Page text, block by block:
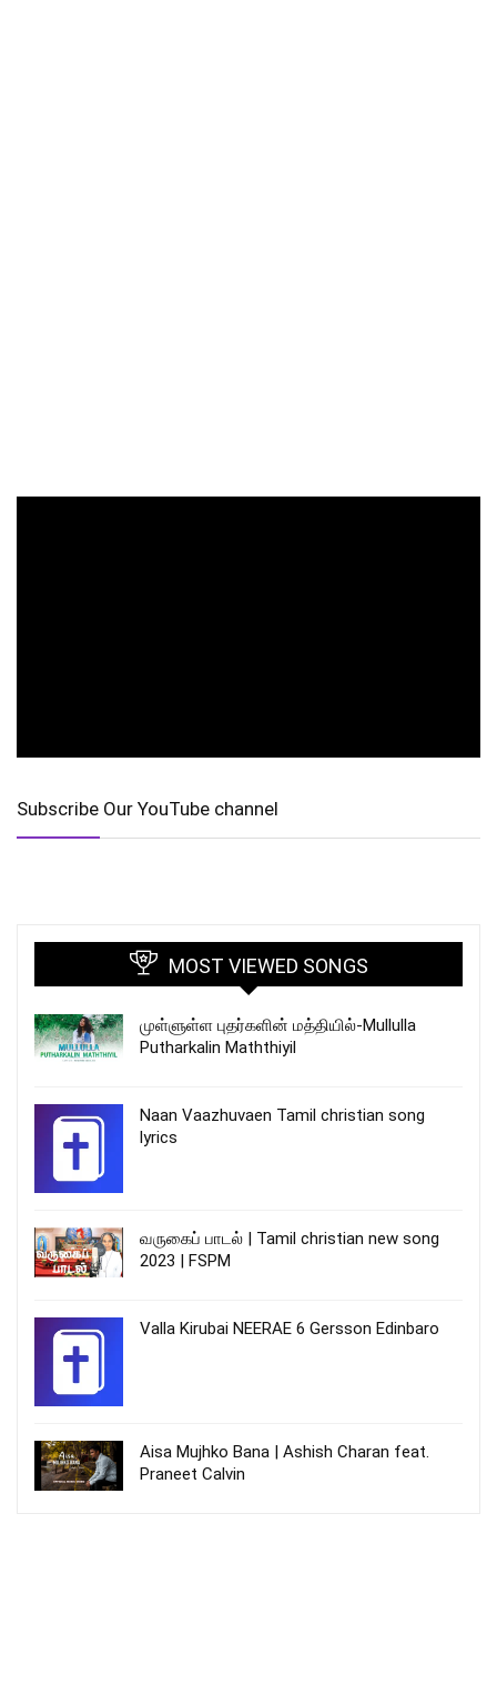
Subscribe Our YouTube channel
MOST VIEWED SONGS
முள்ளுள்ள புதர்களின் மத்தியில்-Mullulla
Putharkalin Maththiyil
Naan Vaazhuvaen Tamil christian song
lyrics
வருகைப் பாடல் | Tamil christian new song
2023 | FSPM
Valla Kirubai NEERAE 6 Gersson Edinbaro
Aisa Mujhko Bana | Ashish Charan feat.
Praneet Calvin